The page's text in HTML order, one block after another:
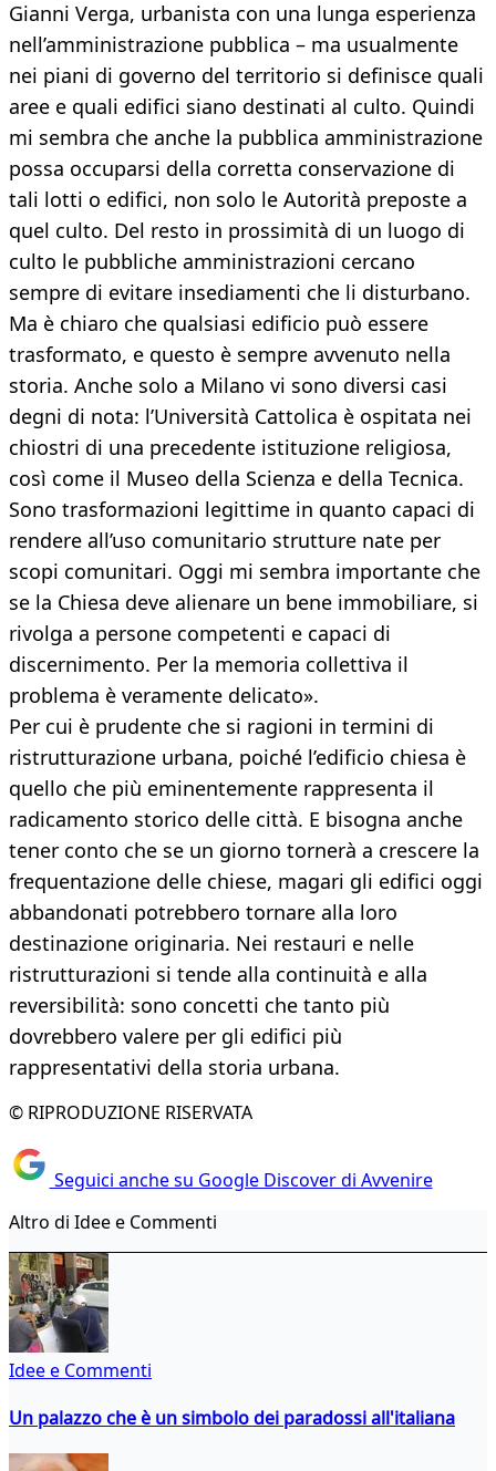
Gianni Verga, urbanista con una lunga esperienza
nell’amministrazione pubblica – ma usualmente
nei piani di governo del territorio si definisce quali
aree e quali edifici siano destinati al culto. Quindi
mi sembra che anche la pubblica amministrazione
possa occuparsi della corretta conservazione di
tali lotti o edifici, non solo le Autorità preposte a
quel culto. Del resto in prossimità di un luogo di
culto le pubbliche amministrazioni cercano
sempre di evitare insediamenti che li disturbano.
Ma è chiaro che qualsiasi edificio può essere
trasformato, e questo è sempre avvenuto nella
storia. Anche solo a Milano vi sono diversi casi
degni di nota: l’Università Cattolica è ospitata nei
chiostri di una precedente istituzione religiosa,
così come il Museo della Scienza e della Tecnica.
Sono trasformazioni legittime in quanto capaci di
rendere all’uso comunitario strutture nate per
scopi comunitari. Oggi mi sembra importante che
se la Chiesa deve alienare un bene immobiliare, si
rivolga a persone competenti e capaci di
discernimento. Per la memoria collettiva il
problema è veramente delicato».
Per cui è prudente che si ragioni in termini di
ristrutturazione urbana, poiché l’edificio chiesa è
quello che più eminentemente rappresenta il
radicamento storico delle città. E bisogna anche
tener conto che se un giorno tornerà a crescere la
frequentazione delle chiese, magari gli edifici oggi
abbandonati potrebbero tornare alla loro
destinazione originaria. Nei restauri e nelle
ristrutturazioni si tende alla continuità e alla
reversibilità: sono concetti che tanto più
dovrebbero valere per gli edifici più
rappresentativi della storia urbana.
© RIPRODUZIONE RISERVATA
Seguici anche su Google Discover di Avvenire
Altro di Idee e Commenti
Idee e Commenti
Un palazzo che è un simbolo dei paradossi all'italiana